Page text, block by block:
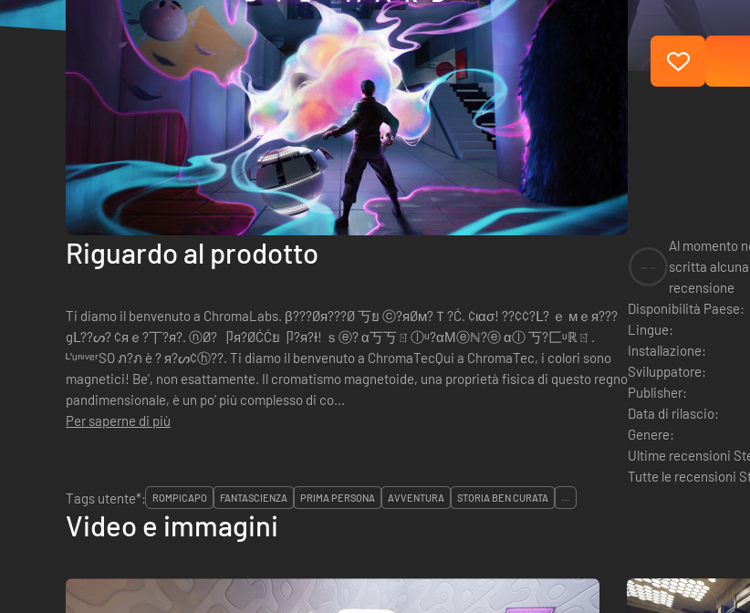
Riguardo al prodotto
Ti diamo il benvenuto a ChromaLabs. β???Øя???Ø 丂ย ⓒ?яØм?Ｔ?Ć. ¢ιασ! ??¢¢?ᒪ? ｅ мｅя???
gᒪ??ᔕ? ¢яｅ?丅?я?. ⓝØ? 卩я?ØĆĆย卩?я?Ɨ! ｓⓔ? α丂丂ㄖⓛᵘ?αΜⓔℕ?ⓔ αⓛ 丂?匚ᵘℝㄖ.
ᴸ'ᵘⁿⁱᵛᵉʳSO ภ?ภ è ? я?ᔕ¢ⓗ??. Ti diamo il benvenuto a ChromaTecQui a ChromaTec, i colori sono
magnetici! Be', non esattamente. Il cromatismo magnetoide, una proprietà fisica di questo regno
pandimensionale, è un po' più complesso di co...
Per saperne di più
Al momento
scritta alcuna
recensione
Disponibilità Paese:
Lingue:
Installazione:
Sviluppatore:
Publisher:
Data di rilascio:
Genere:
Ultime recensioni
Tutte le recensioni
Tags utente*:
ROMPICAPO FANTASCIENZA PRIMA PERSONA AVVENTURA STORIA BEN CURATA ...
Video e immagini